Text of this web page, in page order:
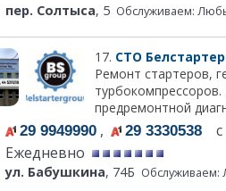
пер. Солтыса, 5 Обслуживаем:
17. СТО
Ремонт стартеров,
предремонтной
29 9949990 , 29 3330538 с
Ежедневно
ул. Бабушкина, 74Б